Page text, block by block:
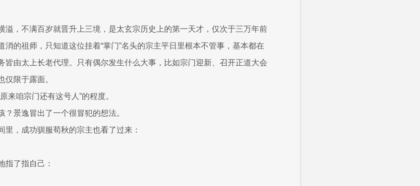
溢，不满百岁就晋升上三境，是太玄宗历史上的第一天才，仅次于三万年前
消的祖师，只知道这位挂着“掌门”名头的宗主平日里根本不管事，基本都在
皆由太上长老代理。只有偶尔发生什么大事，比如宗门迎新、召开正道大会
仅限于露面。
来咱宗门还有这号人”的程度。
？景逸冒出了一个很冒犯的想法。
里，成功驯服荀秋的宗主也看了过来：
指了指自己：